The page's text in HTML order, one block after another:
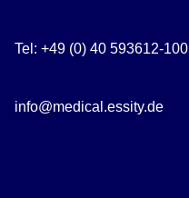
Tel: +49 (0) 40 593612-100
info@medical.essity.de